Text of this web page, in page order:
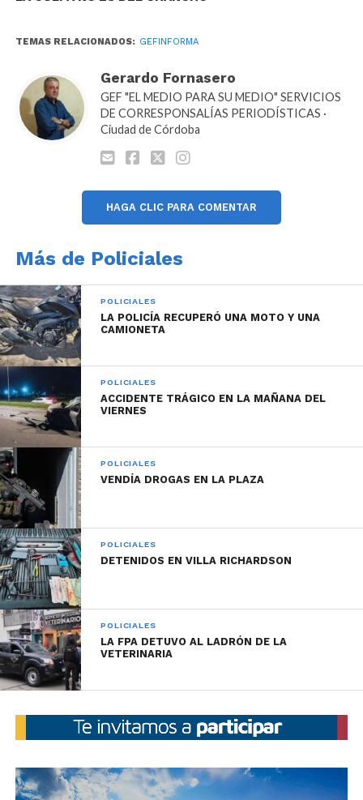
TEMAS RELACIONADOS: GEFINFORMA
Gerardo Fornasero
GEF "EL MEDIO PARA SU MEDIO" SERVICIOS
DE CORRESPONSALÍAS PERIODÍSTICAS ·
Ciudad de Córdoba
HAGA CLIC PARA COMENTAR
Más de Policiales
POLICIALES
LA POLICÍA RECUPERÓ UNA MOTO Y UNA
CAMIONETA
POLICIALES
ACCIDENTE TRÁGICO EN LA MAÑANA DEL
VIERNES
POLICIALES
VENDÍA DROGAS EN LA PLAZA
POLICIALES
DETENIDOS EN VILLA RICHARDSON
POLICIALES
LA FPA DETUVO AL LADRÓN DE LA
VETERINARIA